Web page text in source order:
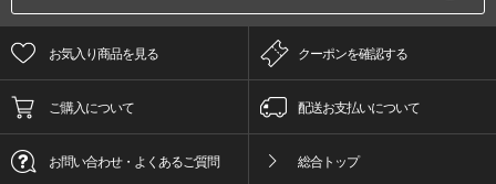
お気入り商品を見る クーポンを確認する
ご購入について 配送お支払いについて
お問い合わせ・よくあるご質問 総合トップ